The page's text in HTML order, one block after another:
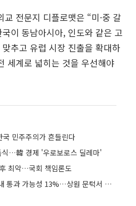
교 전문지 디플로맷은 “미·중 갈
이 동남아시아, 인도와 같은 고
추고 유럽 시장 진출을 확대하
세계로 넓히는 것을 우선해야
민주주의가 흔들린다
식…韓 경제 '우로보로스 딜레마'
최악…국회 책임론도
美 클래리티 법안 연내 통과 가능성 13%…상원 문턱서 제동